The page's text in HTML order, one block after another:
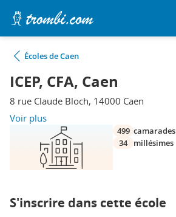
Écoles de Caen
ICEP, CFA, Caen
8 rue Claude Bloch, 14000 Caen
Voir plus
499 camarades
34
millésimes
S'inscrire dans cette école